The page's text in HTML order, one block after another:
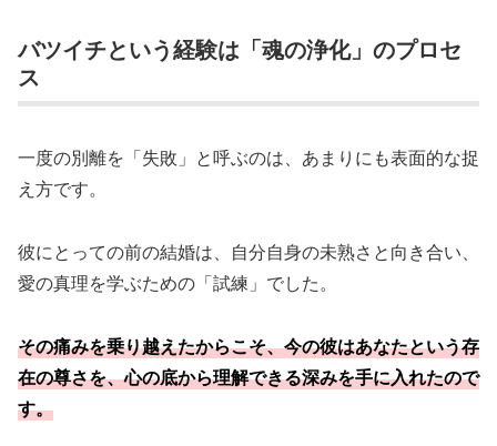
バツイチという経験は「魂の浄化」のプロセ
ス
一度の別離を「失敗」と呼ぶのは、あまりにも表面的な捉
え方です。
彼にとっての前の結婚は、自分自身の未熟さと向き合い、
愛の真理を学ぶための「試練」でした。
その痛みを乗り越えたからこそ、今の彼はあなたという存
在の尊さを、心の底から理解できる深みを手に入れたので
す。